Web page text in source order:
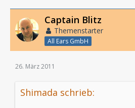
Captain Blitz
Themenstarter
All Ears GmbH
26. März 2011
Shimada schrieb: